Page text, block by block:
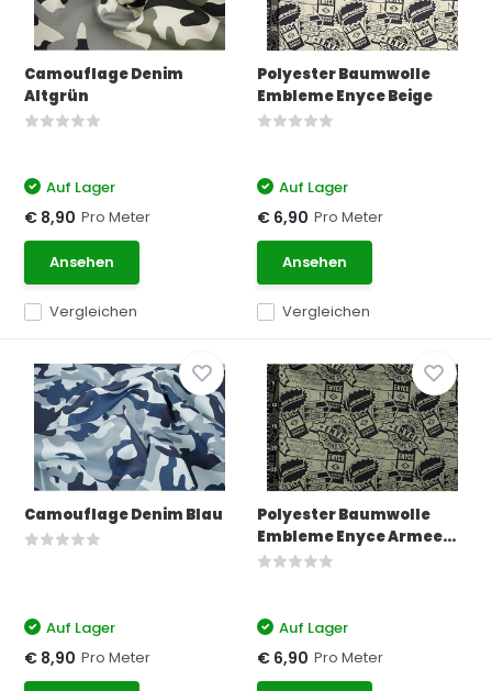
Camouflage Denim
Altgrün
Vergleichen
Auf Lager
€ 8,90 Pro Meter
Ansehen
Polyester Baumwolle
Embleme Enyce Beige
Vergleichen
Auf Lager
€ 6,90 Pro Meter
Ansehen
Camouflage Denim Blau
Auf Lager
€ 8,90 Pro Meter
Polyester Baumwolle
Embleme Enyce Armee...
Auf Lager
€ 6,90 Pro Meter